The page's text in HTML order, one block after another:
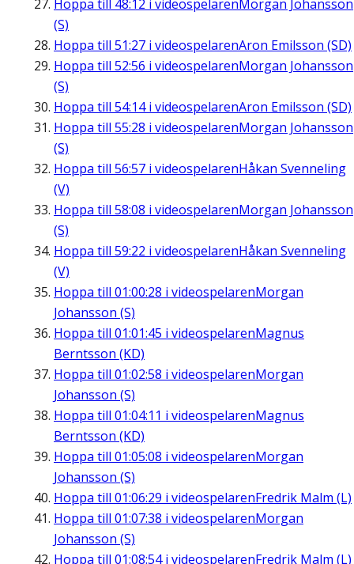
Hoppa till 48:12 i videospelarenMorgan Johansson
(S)
Hoppa till 51:27 i videospelarenAron Emilsson (SD)
Hoppa till 52:56 i videospelarenMorgan Johansson
(S)
Hoppa till 54:14i videospelarenAron Emilsson (SD)
Hoppa till 55:28 i videospelarenMorgan Johansson
(S)
Hoppa till 56:57 i videospelarenHåkan Svenneling
(V)
Hoppa till 58:08 i videospelarenMorgan Johansson
(S)
Hoppa till 59:22 i videospelarenHåkan Svenneling
(V)
Hoppa till 01:00:28 i videospelarenMorgan
Johansson (S)
Hoppa till 01:01:45 i videospelarenMagnus
Berntsson (KD)
Hoppa till 01:02:58 i videospelarenMorgan
Johansson (S)
Hoppa till 01:04:11 i videospelarenMagnus
Berntsson (KD)
Hoppa till 01:05:08 i videospelarenMorgan
Johansson (S)
Hoppa till 01:06:29 i videospelarenFredrik Malm (L)
Hoppa till 01:07:38 i videospelarenMorgan
Johansson (S)
Hoppa till 01:08:54i videospelarenFredrik Malm (L)